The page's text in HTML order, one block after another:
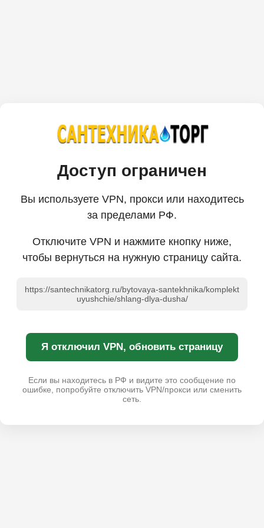
Доступ ограничен
Вы используете VPN, прокси или находитесь
за пределами РФ.
Отключите VPN и нажмите кнопку ниже,
чтобы вернуться на нужную страницу сайта.
https://santechnikatorg.ru/bytovaya-santekhnika/komplekt
uyushchie/shlang-dlya-dusha/
Я отключил VPN, обновить страницу
Если вы находитесь в РФ и видите это сообщение по
ошибке, попробуйте отключить VPN/прокси или сменить
сеть.